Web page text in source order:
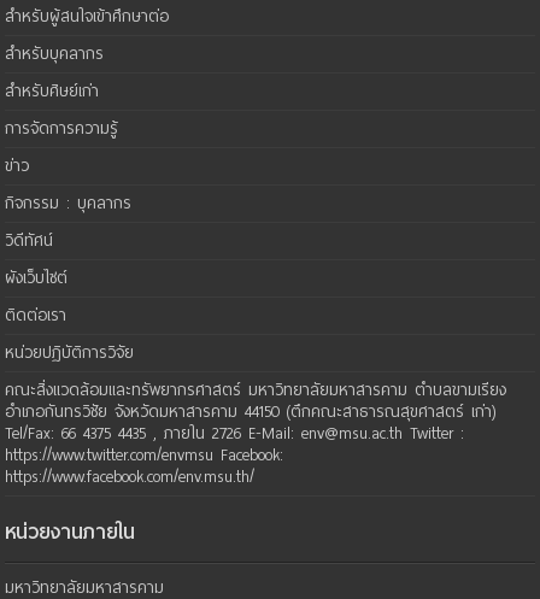
สำหรับผู้สนใจเข้าศึกษาต่อ
สำหรับบุคลากร
สำหรับศิษย์เก่า
การจัดการความรู้
ข่าว
กิจกรรม : บุคลากร
วิดีทัศน์
ผังเว็บไซต์
ติดต่อเรา
หน่วยปฏิบัติการวิจัย
คณะสิ่งแวดล้อมและทรัพยากรศาสตร์ มหาวิทยาลัยมหาสารคาม ตำบลขามเรียง
อำเภอกันทรวิชัย จังหวัดมหาสารคาม 44150 (ตึกคณะสาธารณสุขศาสตร์ เก่า)
Tel/Fax: 66 4375 4435 , ภายใน 2726 E-Mail: env@msu.ac.th Twitter :
https://www.twitter.com/envmsu Facebook:
https://www.facebook.com/env.msu.th/
หน่วยงานภายใน
มหาวิทยาลัยมหาสารคาม